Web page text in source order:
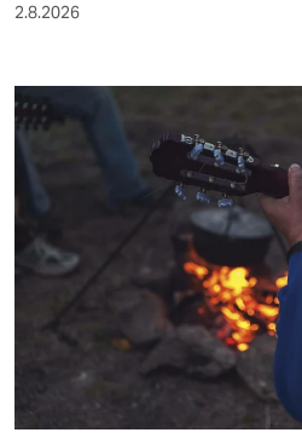
epaper login
2.8.2026